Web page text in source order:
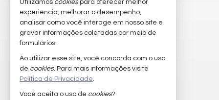
VEJA MAIS
imóveis favoritos
mapa de imóveis
Utilizamos cookiespara oferecer melhor
experiência, melhorar o desempenho,
analisar como você interage em nosso site e
gravar informações coletadas por meio de
formulários.
Ao utilizar esse site, você concorda com o uso
de cookies. Para mais informações visite
Política de Privacidade.
Você aceita o uso de cookies?